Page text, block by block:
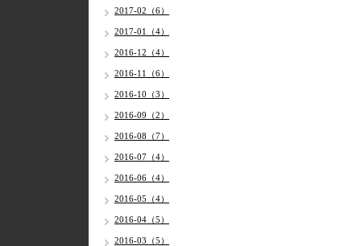
2017-02（6）
2017-01（4）
2016-12（4）
2016-11（6）
2016-10（3）
2016-09（2）
2016-08（7）
2016-07（4）
2016-06（4）
2016-05（4）
2016-04（5）
2016-03（5）